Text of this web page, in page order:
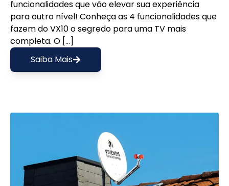
funcionalidades que vão elevar sua experiência
para outro nível! Conheça as 4 funcionalidades que
fazem do VX10 o segredo para uma TV mais
completa. O […]
Saiba Mais